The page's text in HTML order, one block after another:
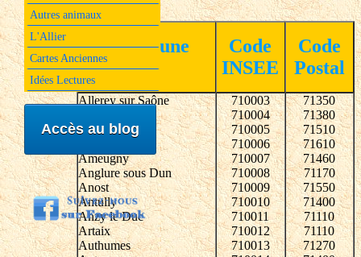
Autres animaux
L'Allier
Cartes Anciennes
Idées Lectures
Accès au blog
Commune
Code
INSEE
Code
Postal
Allerey sur Saône
Aluze
Ameugny
Anglure sous Dun
Anost
Antully
Anzy le Duc
Artaix
Authumes
710003
710004
710005
710006
710007
710008
710009
710010
710011
710012
710013
71350
71380
71510
71610
71460
71170
71550
71400
71110
71110
71270